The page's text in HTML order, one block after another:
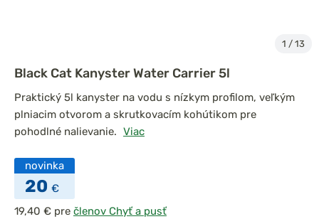
1 / 13
Black Cat Kanyster Water Carrier 5l
Praktický 5l kanyster na vodu s nízkym profilom, veľkým
plniacim otvorom a skrutkovacím kohútikom pre
pohodlné nalievanie. Viac
novinka
20 €
pre členov Chyť a pusť